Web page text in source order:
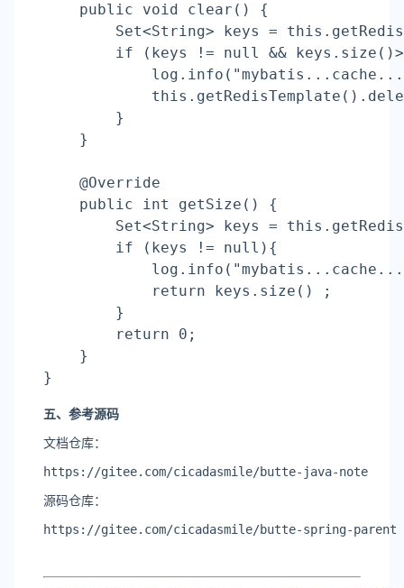
public void clear () {
Set<String> keys =
if (keys != null &&
log.info(
}
}
@Override
public int getSize () {
Set<String> keys =
if (keys != null){
log.info(
return keys.size() ;
}
return 0;
}
}
五、参考源码
文档仓库：
https://gitee.com/cicadasmile/butte-java-note
源码仓库：
https://gitee.com/cicadasmile/butte-spring-parent